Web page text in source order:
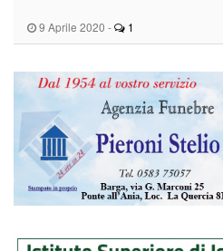
9 Aprile 2020 - 1